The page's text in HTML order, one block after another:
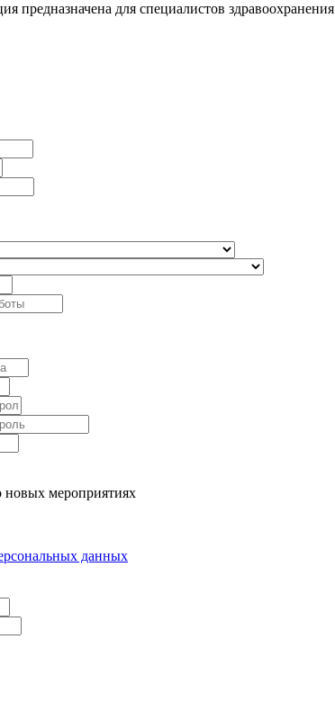
предназначена для специалистов здравоохранения
новых мероприятиях
данных